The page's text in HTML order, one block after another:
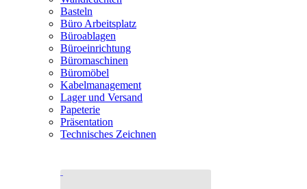
Basteln
Büro Arbeitsplatz
Büroablagen
Büroeinrichtung
Büromaschinen
Büromöbel
Kabelmanagement
Lager und Versand
Papeterie
Präsentation
Technisches Zeichnen